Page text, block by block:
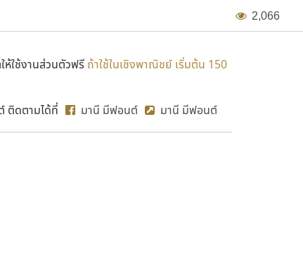
2,066
ห้ใช้งานส่วนตัวฟรี ถ้าใช้ในเชิงพาณิชย์ เริ่มต้น 150
ติดตามได้ที่ มานี มีฟอนต์ มานี มีฟอนต์